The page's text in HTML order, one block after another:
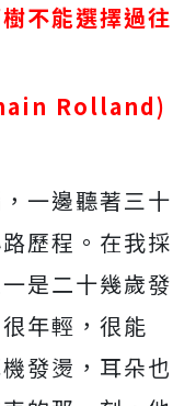
不能選擇過往
Rolland)
一邊聽著三十
歷程。在我採
是二十幾歲發
年輕，很能
發燙，耳朵也